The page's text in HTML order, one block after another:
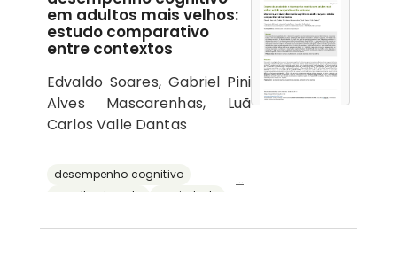
em adultos mais velhos:
estudo comparativo
entre contextos
Edvaldo Soares, Gabriel Pini
Alves Mascarenhas, Luã
Carlos Valle Dantas
desempenho cognitivo
envelhecimento
ansiedade
...